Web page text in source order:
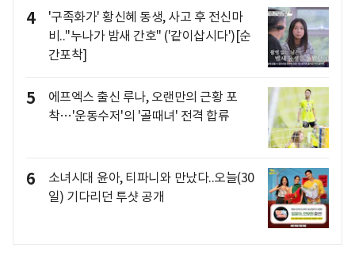
4
'구족화가' 황신혜 동생, 사고 후 전신마
비.."누나가 밤새 간호" ('같이삽시다')[순
간포착]
5
에프엑스 출신 루나, 오랜만의 근황 포
착…'운동수저'의 '골때녀' 전격 합류
6
소녀시대 윤아, 티파니와 만났다..오늘(30
일) 기다리던 투샷 공개